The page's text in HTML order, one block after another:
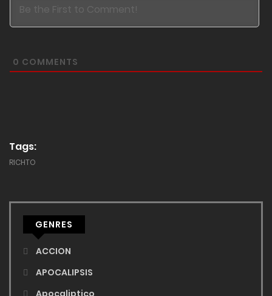
0 COMMENTS
Tags:
RICHTO
GENRES
ACCION
APOCALIPSIS
Apocaliptico